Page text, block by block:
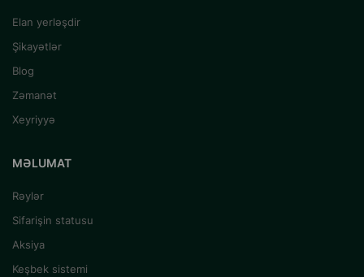
Elan yerləşdir
Şikayətlər
Blog
Zəmanət
Xeyriyyə
MƏLUMAT
Rəylər
Sifarişin statusu
Aksiya
Keşbek sistemi